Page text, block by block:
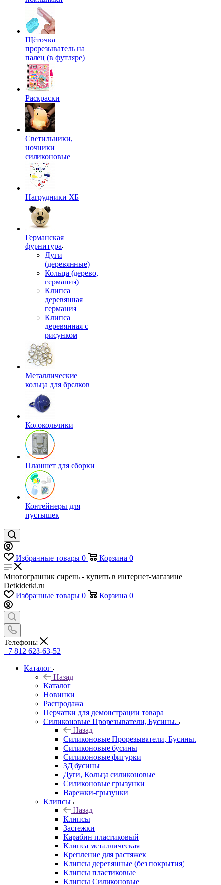
Щёточка
прорезыватель на
палец (в футляре)
Раскраски
Светильники,
ночники
силиконовые
Нагрудники ХБ
Германская
фурнитура
Дуги
(деревянные)
Кольца (дерево,
германия)
Клипса
деревянная
германия
Клипса
деревянная с
рисунком
Металлические
кольца для брелков
Колокольчики
Планшет для сборки
Контейнеры для
пустышек
Избранные товары 0 Корзина 0
Многогранник сирень - купить в интернет-магазине
Detkidetki.ru
Избранные товары 0 Корзина 0
Телефоны
+7 812 628-63-52
Каталог
Назад
Каталог
Новинки
Распродажа
Перчатки для демонстрации товара
Силиконовые Прорезыватели, Бусины.
Назад
Силиконовые Прорезыватели, Бусины.
Силиконовые бусины
Силиконовые фигурки
3Д бусины
Дуги, Кольца силиконовые
Силиконовые грызунки
Варежки-грызунки
Клипсы
Назад
Клипсы
Застежки
Карабин пластиковый
Клипса металлическая
Крепление для растяжек
Клипсы деревянные (без покрытия)
Клипсы пластиковые
Клипсы Силиконовые